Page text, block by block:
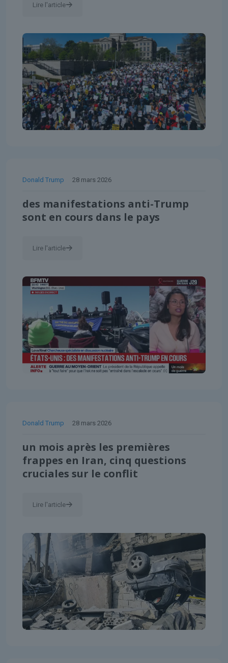
Lire l'article
Donald Trump 28 mars 2026
des manifestations anti-Trump
sont en cours dans le pays
Lire l'article
Donald Trump 28 mars 2026
un mois après les premières
frappes en Iran, cinq questions
cruciales sur le conflit
Lire l'article